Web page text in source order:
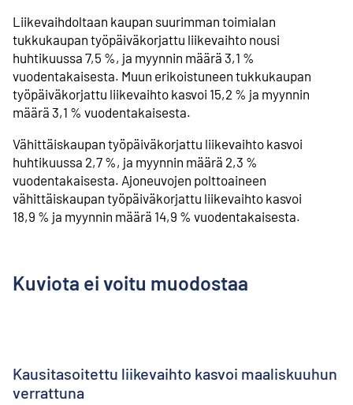
Liikevaihdoltaan kaupan suurimman toimialan
tukkukaupan työpäiväkorjattu liikevaihto nousi
huhtikuussa 7,5 %, ja myynnin määrä 3,1 %
vuodentakaisesta. Muun erikoistuneen tukkukaupan
työpäiväkorjattu liikevaihto kasvoi 15,2 % ja myynnin
määrä 3,1 % vuodentakaisesta.
Vähittäiskaupan työpäiväkorjattu liikevaihto kasvoi
huhtikuussa 2,7 %, ja myynnin määrä 2,3 %
vuodentakaisesta. Ajoneuvojen polttoaineen
vähittäiskaupan työpäiväkorjattu liikevaihto kasvoi
18,9 % ja myynnin määrä 14,9 % vuodentakaisesta.
Kuviota ei voitu muodostaa
Kausitasoitettu liikevaihto kasvoi maaliskuuhun
verrattuna